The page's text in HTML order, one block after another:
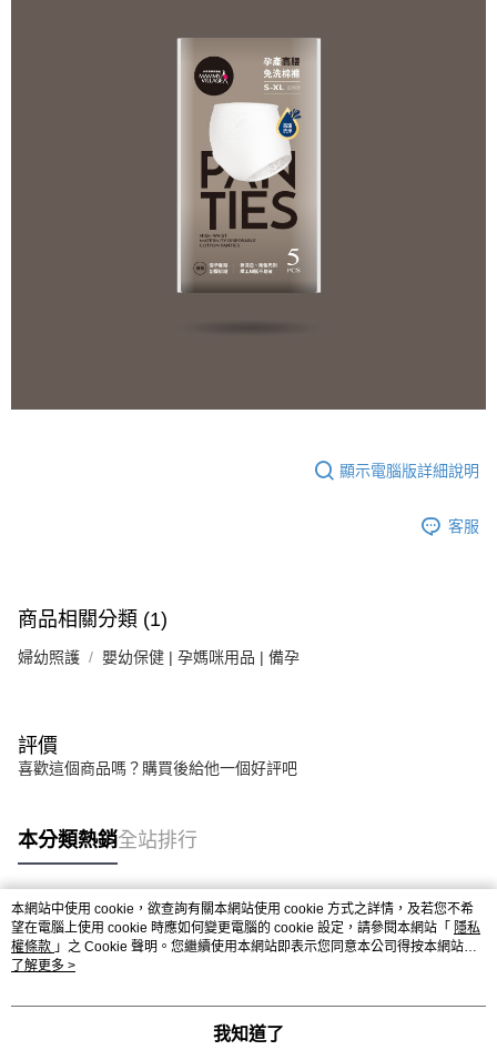
顯示電腦版詳細說明
客服
商品相關分類 (1)
婦幼照護 嬰幼保健 | 孕媽咪用品 | 備孕
評價
喜歡這個商品嗎？購買後給他一個好評吧
本分類熱銷全站排行
熱門標籤
本網站中使用 cookie，欲查詢有關本網站使用 cookie 方式之詳情，及若您不希
望在電腦上使用 cookie 時應如何變更電腦的 cookie 設定，請參閱本網站「 隱私
權條款 」之 Cookie 聲明。您繼續使用本網站即表示您同意本公司得按本網站使
用條款之 Cookie 聲明使用 cookie。
了解更多 >
我知道了